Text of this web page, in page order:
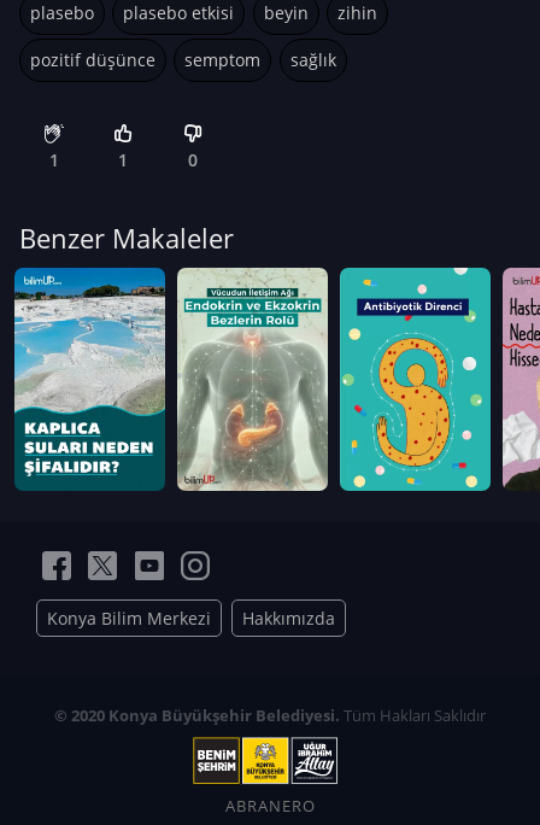
plasebo plasebo etkisi beyin zihin
pozitif düşünce semptom sağlık
1 1 0
Benzer Makaleler
Konya Bilim Merkezi Hakkımızda
© 2020 Konya Büyükşehir Belediyesi. Tüm Hakları Saklıdır
ABRANERO